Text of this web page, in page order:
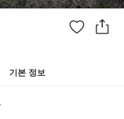
기본 정보